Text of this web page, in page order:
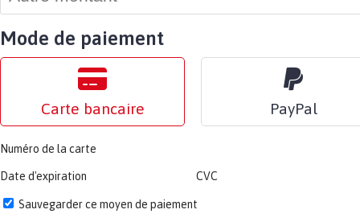
Mode de paiement
Carte bancaire PayPal
Numéro de la carte
Date d'expiration CVC
Sauvegarder ce moyen de paiement